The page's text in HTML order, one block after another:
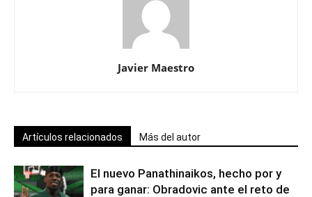
Javier Maestro
Artículos relacionados Más del autor
El nuevo Panathinaikos, hecho por y
para ganar: Obradovic ante el reto de